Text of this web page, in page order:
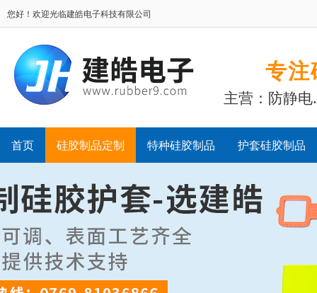
您好！欢迎光临建皓电子科技有限公司
专注
主营：防静
首页 硅胶制品定制 特种硅胶制品 护套硅胶制品